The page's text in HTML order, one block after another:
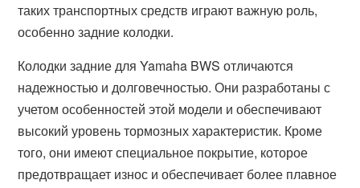
таких транспортных средств играют важную роль,
особенно задние колодки.
Колодки задние для Yamaha BWS отличаются
надежностью и долговечностью. Они разработаны с
учетом особенностей этой модели и обеспечивают
высокий уровень тормозных характеристик. Кроме
того, они имеют специальное покрытие, которое
предотвращает износ и обеспечивает более плавное